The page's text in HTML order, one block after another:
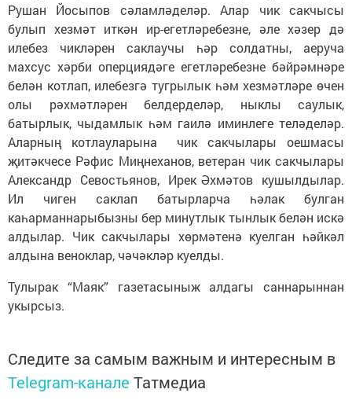
Рушан Йосыпов сәламләделәр. Алар чик сакчысы
булып хезмәт иткән ир-егетләребезне, әле хәзер дә
илебез чикләрен саклаучы һәр солдатны, аеруча
махсус хәрби оперциядәге егетләребезне бәйрәмнәре
белән котлап, илебезгә тугрылык һәм хезмәтләре өчен
олы рәхмәтләрен белдерделәр, ныклы саулык,
батырлык, чыдамлык һәм гаилә иминлеге теләделәр.
Аларның котлауларына чик сакчылары оешмасы
җитәкчесе Рәфис Миңнеханов, ветеран чик сакчылары
Александр Севостьянов, Ирек Әхмәтов кушылдылар.
Ил чиген саклап батырларча һәлак булган
каһарманнарыбызны бер минутлык тынлык белән искә
алдылар. Чик сакчылары хөрмәтенә куелган һәйкәл
алдына веноклар, чәчәкләр куелды.
Тулырак “Маяк” газетасыныж алдагы саннарыннан
укырсыз.
Следите за самым важным и интересным в
Telegram-канале Татмедиа